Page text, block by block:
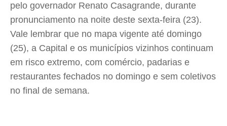
pelo governador Renato Casagrande, durante
pronunciamento na noite deste sexta-feira (23).
Vale lembrar que no mapa vigente até domingo
(25), a Capital e os municípios vizinhos continuam
em risco extremo, com comércio, padarias e
restaurantes fechados no domingo e sem coletivos
no final de semana.